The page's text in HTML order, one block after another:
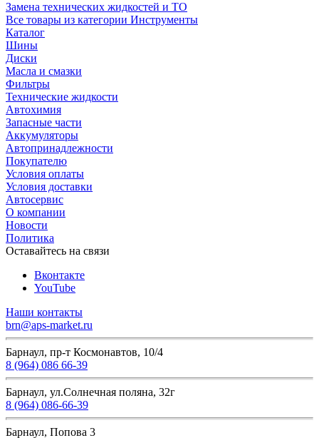
Замена технических жидкостей и ТО
Все товары из категории Инструменты
Каталог
Шины
Диски
Масла и смазки
Фильтры
Технические жидкости
Автохимия
Запасные части
Аккумуляторы
Автопринадлежности
Покупателю
Условия оплаты
Условия доставки
Автосервис
О компании
Новости
Политика
Оставайтесь на связи
Вконтакте
YouTube
Наши контакты
brn@aps-market.ru
Барнаул, пр-т Космонавтов, 10/4
8 (964) 086 66-39
Барнаул, ул.Солнечная поляна, 32г
8 (964) 086-66-39
Барнаул, Попова 3